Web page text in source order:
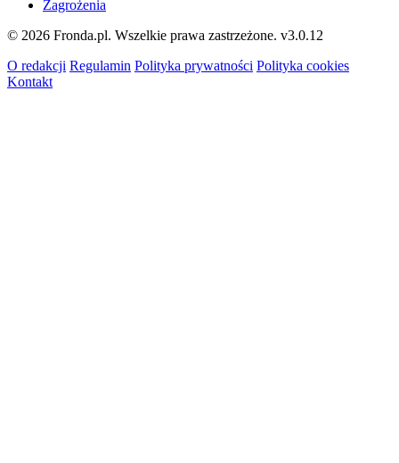
Zagrożenia
© 2026 Fronda.pl. Wszelkie prawa zastrzeżone. v3.0.12
O redakcji Regulamin Polityka prywatności Polityka cookies
Kontakt